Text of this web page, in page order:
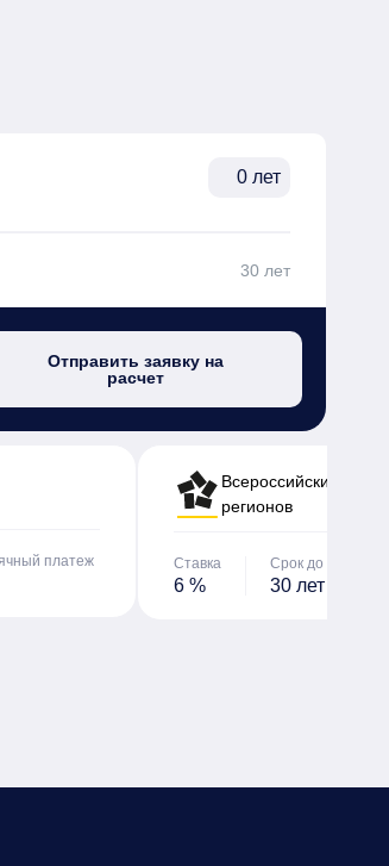
лет
30 лет
Отправить заявку на
расчет
платеж
Всероссийский банк
регионов
Ставка
6 %
Срок до
30 лет